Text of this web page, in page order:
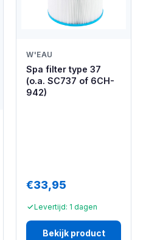
W'EAU
Spa filter type 37
(o.a. SC737 of 6CH-
942)
€33,95
Levertijd: 1 dagen
Bekijk product